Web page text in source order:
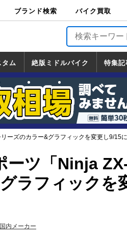
ブランド検索 バイク買取
バイク買取
タム
タム
サキ
絶版ミドルバイク
絶版ミドルバイク
一覧
ホンダ
ヤマハ
スズキ
カワサキ
特集記
道の駅調査隊
ツーリング情報局
日本の道50選
国道めぐり
林道ツーリング
ーズのカラー&グラフィックを変更し9/15に
ーツ「Ninja
ラフィックを
国内メーカー